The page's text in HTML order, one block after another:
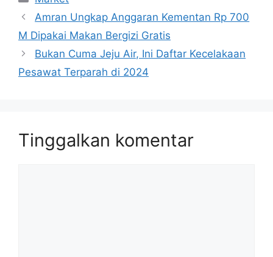
Amran Ungkap Anggaran Kementan Rp 700
M Dipakai Makan Bergizi Gratis
Bukan Cuma Jeju Air, Ini Daftar Kecelakaan
Pesawat Terparah di 2024
Tinggalkan komentar